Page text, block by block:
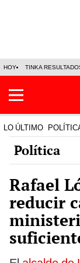
HOY TINKA
LO ÚLTIMO
Política
Rafael
reducir